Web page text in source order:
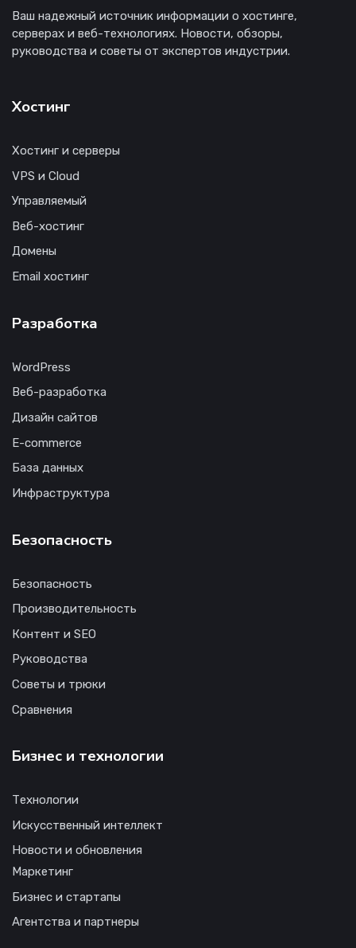
Ваш надежный источник информации о хостинге,
серверах и веб-технологиях. Новости, обзоры,
руководства и советы от экспертов индустрии.
Хостинг
Хостинг и серверы
VPS и Cloud
Управляемый
Веб-хостинг
Домены
Email хостинг
Разработка
WordPress
Веб-разработка
Дизайн сайтов
E-commerce
База данных
Инфраструктура
Безопасность
Безопасность
Производительность
Контент и SEO
Руководства
Советы и трюки
Сравнения
Бизнес и технологии
Технологии
Искусственный интеллект
Новости и обновления
Маркетинг
Бизнес и стартапы
Агентства и партнеры